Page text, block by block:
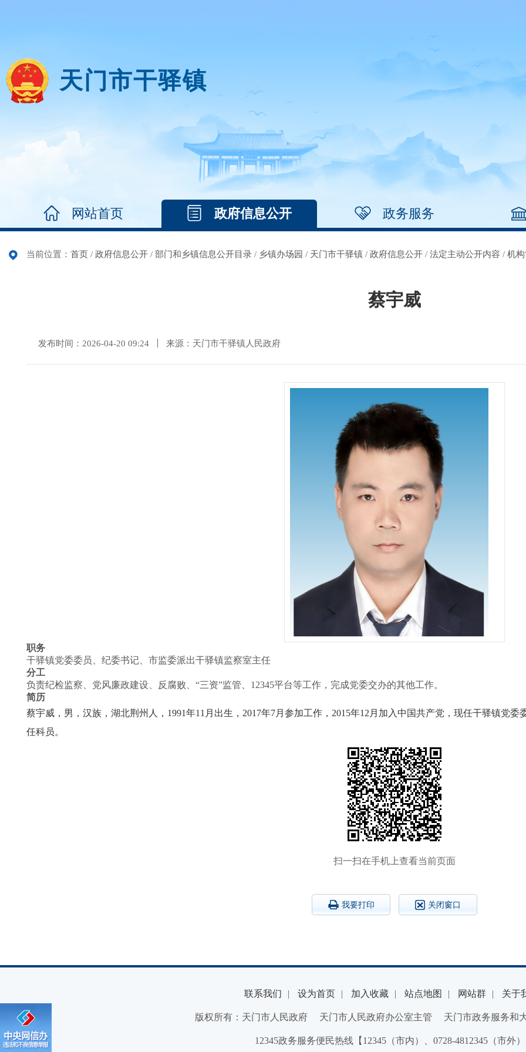
天门市干驿镇
网站首页 政府信息公开 政务服务
当前位置： 首页 / 政府信息公开 / 部门和乡镇信息公开目录 / 乡镇办场园 / 天门市干驿镇 / 政府信息公开 / 法定主动公开内容 / 机
蔡宇威
发布时间：2026-04-20 09:24 来源：天门市干驿镇人民政府
职务
干驿镇党委委员、纪委书记、市监委派出干驿镇监察室主任
分工
负责纪检监察、党风廉政建设、反腐败、“三资”监管、12345平台等工作，完成党委交办的其他工作。
简历
蔡宇威，男，汉族，湖北荆州人，1991年11月出生，2017年7月参加工作，2015年12月加入中国共产党，现任干驿镇党
任科员。
扫一扫在手机上查看当前页面
我要打印 关闭窗口
联系我们 | 设为首页 | 加入收藏 | 站点地图 | 网站群 | 关于
版权所有：天门市人民政府 天门市人民政府办公室主管 天门市政务服务和
12345政务服务便民热线【12345（市内）、0728-4812345（市外